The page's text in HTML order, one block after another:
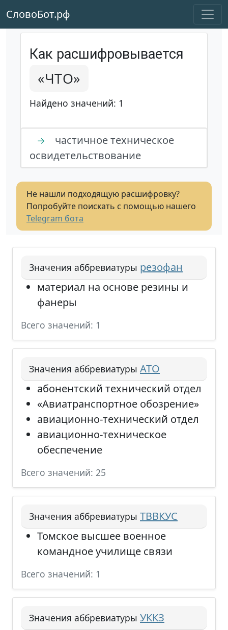
СловоБот.рф
Как расшифровывается
«ЧТО»
Найдено значений: 1
→
частичное техническое
освидетельствование
Не нашли подходящую расшифровку?
Попробуйте поискать с помощью нашего
Telegram бота
Значения аббревиатуры резофан
материал на основе резины и
фанеры
Всего значений: 1
Значения аббревиатуры АТО
абонентский технический отдел
«Авиатранспортное обозрение»
авиационно-технический отдел
авиационно-техническое
обеспечение
Всего значений: 25
Значения аббревиатуры ТВВКУС
Томское высшее военное
командное училище связи
Всего значений: 1
Значения аббревиатуры УККЗ